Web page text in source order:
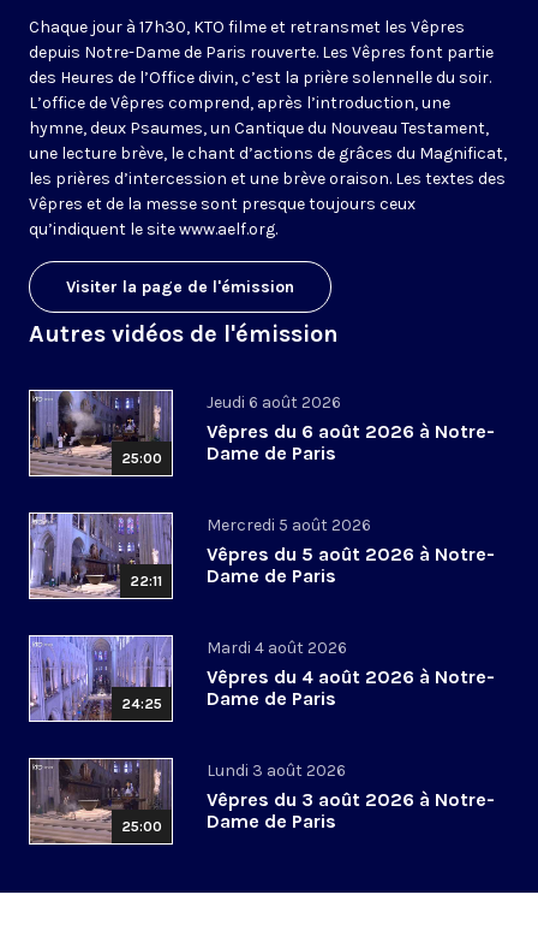
Chaque jour à 17h30, KTO filme et retransmet les Vêpres
depuis Notre-Dame de Paris rouverte. Les Vêpres font partie
des Heures de l’Office divin, c’est la prière solennelle du soir.
L’office de Vêpres comprend, après l’introduction, une
hymne, deux Psaumes, un Cantique du Nouveau Testament,
une lecture brève, le chant d’actions de grâces du Magnificat,
les prières d’intercession et une brève oraison. Les textes des
Vêpres et de la messe sont presque toujours ceux
qu’indiquent le sitewww.aelf.org.
Visiter la page de l'émission
Autres vidéos de l'émission
25:00
Jeudi 6 août 2026
Vêpres du 6 août 2026 à Notre-
Dame de Paris
22:11
Mercredi 5 août 2026
Vêpres du 5 août 2026 à Notre-
Dame de Paris
24:25
Mardi 4 août 2026
Vêpres du 4 août 2026 à Notre-
Dame de Paris
25:00
Lundi 3 août 2026
Vêpres du 3 août 2026 à Notre-
Dame de Paris